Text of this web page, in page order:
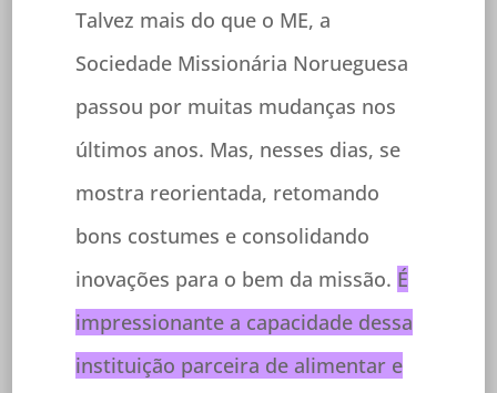
Talvez mais do que o ME, a
Sociedade Missionária Norueguesa
passou por muitas mudanças nos
últimos anos. Mas, nesses dias, se
mostra reorientada, retomando
bons costumes e consolidando
inovações para o bem da missão. É
impressionante a capacidade dessa
instituição parceira de alimentar e